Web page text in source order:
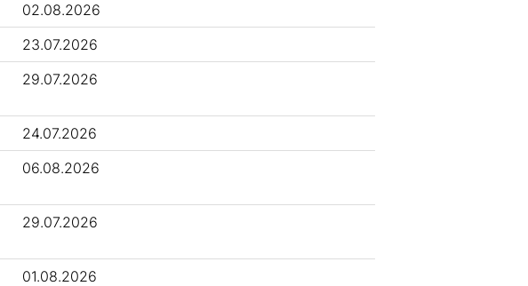
02.08.2026
23.07.2026
29.07.2026
24.07.2026
06.08.2026
29.07.2026
01.08.2026